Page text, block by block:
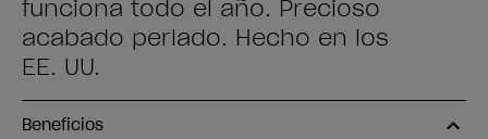
funciona todo el año. Precioso
acabado perlado. Hecho en los
EE. UU.
Beneficios